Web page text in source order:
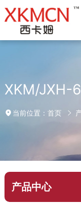
XKM/JXH-
当前位置： 首页
产品中心